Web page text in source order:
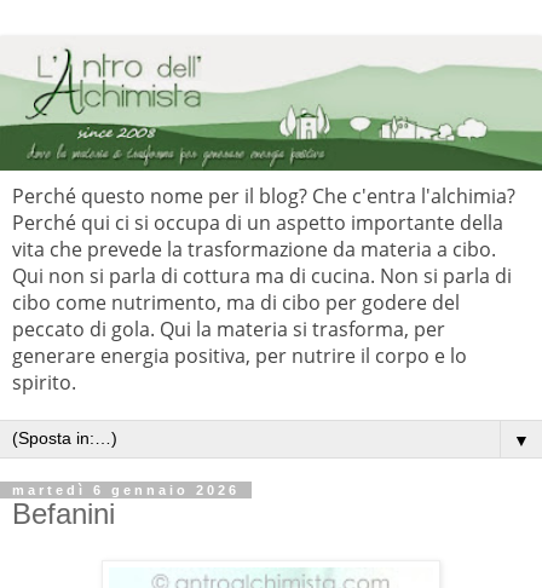
Perché questo nome per il blog? Che c'entra l'alchimia?
Perché qui ci si occupa di un aspetto importante della
vita che prevede la trasformazione da materia a cibo.
Qui non si parla di cottura ma di cucina. Non si parla di
cibo come nutrimento, ma di cibo per godere del
peccato di gola. Qui la materia si trasforma, per
generare energia positiva, per nutrire il corpo e lo
spirito.
▼
martedì 6 gennaio 2026
Befanini